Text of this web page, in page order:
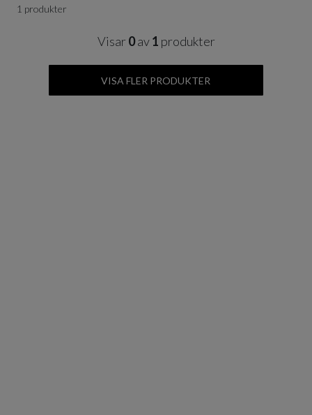
1 produkter
Visar 0av1 produkter
VISA FLER PRODUKTER